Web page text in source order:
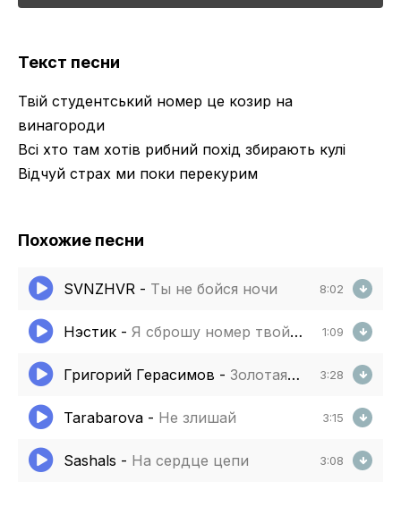
Текст песни
Твій студентський номер це козир на
винагороди
Всі хто там хотів рибний похід збирають кулі
Відчуй страх ми поки перекурим
Похожие песни
SVNZHVR - Ты не бойся ночи 8:02
Нэстик - Я сброшу номер твой когда увижу имя 1:09
Григорий Герасимов - Золотая штучка 3:28
Tarabarova - Не злишай 3:15
Sashals - На сердце цепи 3:08